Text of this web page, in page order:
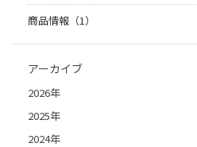
商品情報（1）
アーカイブ
2026年
2025年
2024年